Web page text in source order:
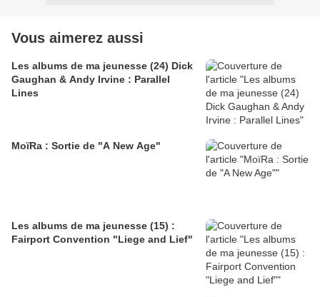
Vous aimerez aussi
Les albums de ma jeunesse (24) Dick
Gaughan & Andy Irvine : Parallel
Lines
MoïRa : Sortie de "A New Age"
Les albums de ma jeunesse (15) :
Fairport Convention "Liege and Lief"